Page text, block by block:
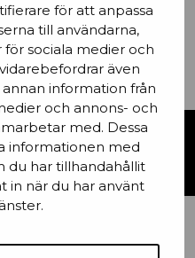
för att anpassa
till användarna,
sociala medier och
även
information från
och annons- och
med. Dessa
informationen med
du har tillhandahållit
in när du har använt
OSS